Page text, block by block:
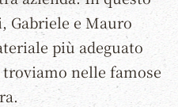
Gabriele e Mauro
più adeguato
nelle famose